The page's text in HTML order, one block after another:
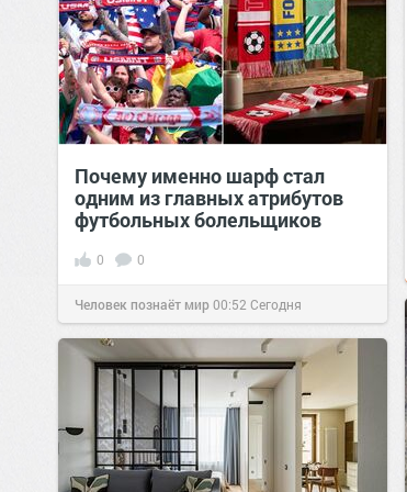
Почему именно шарф стал
одним из главных атрибутов
футбольных болельщиков
0 0
Человек познаёт мир00:52 Сегодня